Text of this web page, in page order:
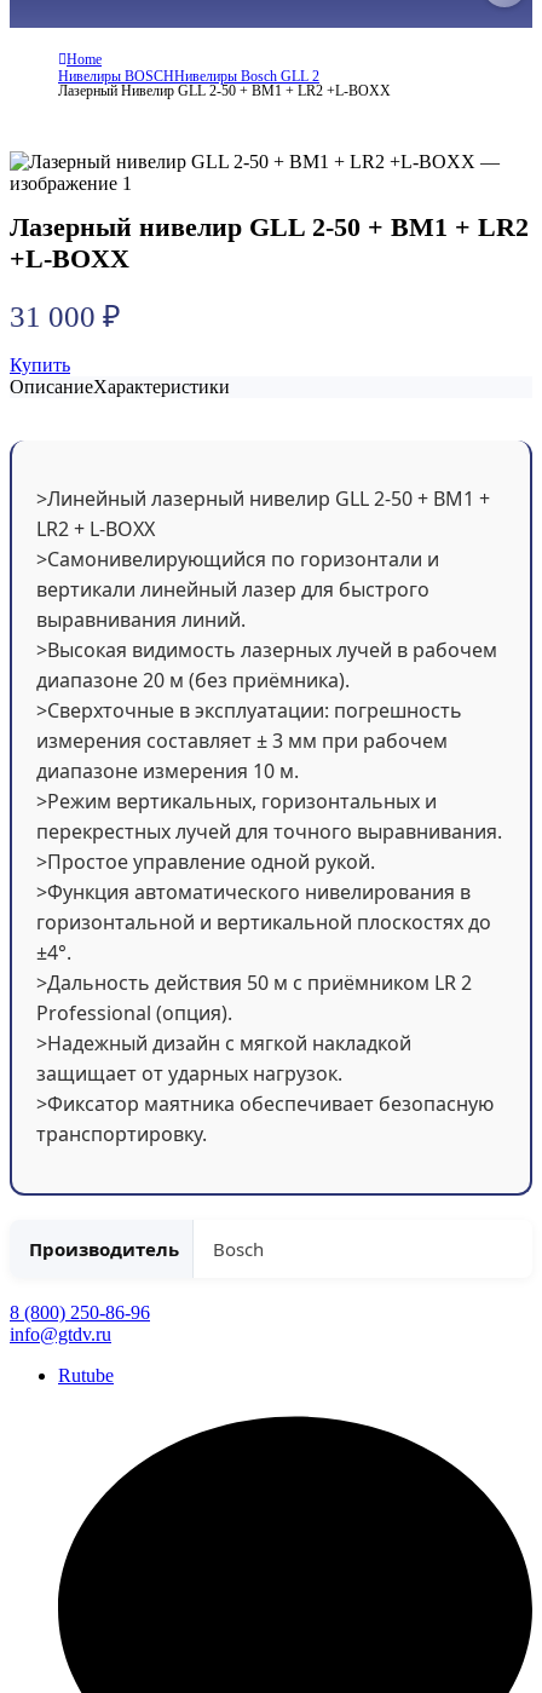
Home
Нивелиры BOSCHНивелиры Bosch GLL 2
Лазерный Нивелир GLL 2-50 + BM1 + LR2 +L-BOXX
Лазерный нивелир GLL 2-50 + BM1 + LR2
+L-BOXX
31 000 ₽
Купить
ОписаниеХарактеристики
>Линейный лазерный нивелир GLL 2-50 + BM1 +
LR2 + L-BOXX
>Самонивелирующийся по горизонтали и
вертикали линейный лазер для быстрого
выравнивания линий.
>Высокая видимость лазерных лучей в рабочем
диапазоне 20 м (без приёмника).
>Сверхточные в эксплуатации: погрешность
измерения составляет ± 3 мм при рабочем
диапазоне измерения 10 м.
>Режим вертикальных, горизонтальных и
перекрестных лучей для точного выравнивания.
>Простое управление одной рукой.
>Функция автоматического нивелирования в
горизонтальной и вертикальной плоскостях до
±4°.
>Дальность действия 50 м с приёмником LR 2
Professional (опция).
>Надежный дизайн с мягкой накладкой
защищает от ударных нагрузок.
>Фиксатор маятника обеспечивает безопасную
транспортировку.
Производитель Bosch
8 (800) 250-86-96
info@gtdv.ru
Rutube